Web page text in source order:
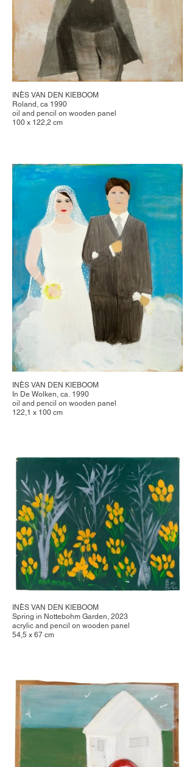
INÈS VAN DEN KIEBOOM
Roland, ca 1990
oil and pencil on wooden panel
100 x 122,2 cm
INÈS VAN DEN KIEBOOM
In De Wolken, ca. 1990
oil and pencil on wooden panel
122,1 x 100 cm
INÈS VAN DEN KIEBOOM
Spring in Nottebohm Garden, 2023
acrylic and pencil on wooden panel
54,5 x 67 cm